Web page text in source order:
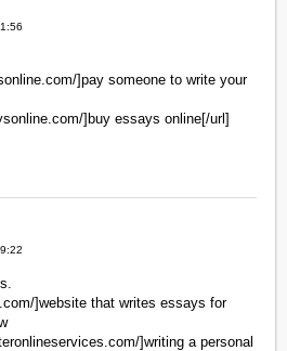
]pay someone to write your
]buy essays online[/url]
]website that writes essays for
]writing a personal